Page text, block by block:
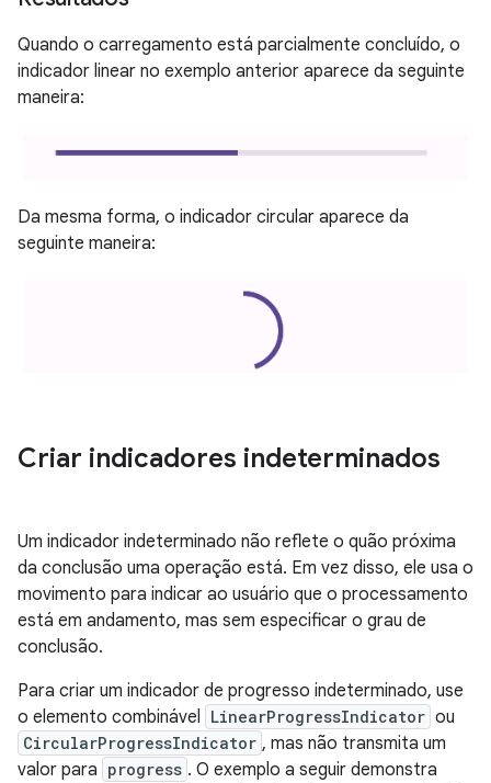
Quando o carregamento está parcialmente concluído, o
indicador linear no exemplo anterior aparece da seguinte
maneira:
Da mesma forma, o indicador circular aparece da
seguinte maneira:
Criar indicadores indeterminados
Um indicador indeterminado não reflete o quão próxima
da conclusão uma operação está. Em vez disso, ele usa o
movimento para indicar ao usuário que o processamento
está em andamento, mas sem especificar o grau de
conclusão.
Para criar um indicador de progresso indeterminado, use
o elemento combinável
LinearProgressIndicator ou
CircularProgressIndicator , mas não transmita um
valor para progress . O exemplo a seguir demonstra